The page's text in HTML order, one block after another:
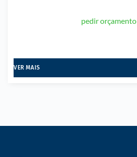
pedir orçamento
VER MAIS